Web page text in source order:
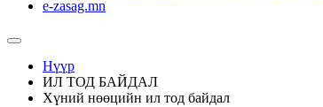
e-zasag.mn
Нүүр
ИЛ ТОД БАЙДАЛ
Хүний нөөцийн ил тод байдал